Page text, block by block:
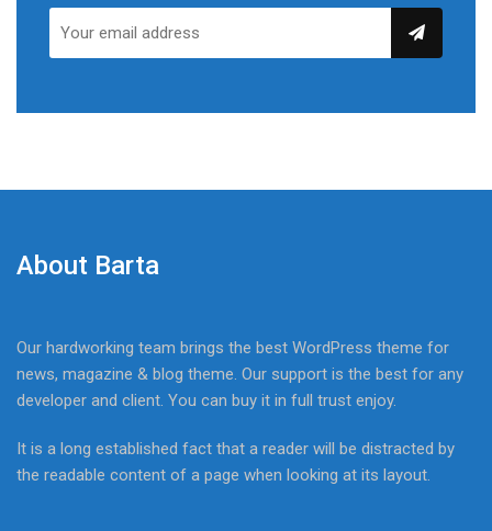
About Barta
Our hardworking team brings the best WordPress theme for
news, magazine & blog theme. Our support is the best for any
developer and client. You can buy it in full trust enjoy.
It is a long established fact that a reader will be distracted by
the readable content of a page when looking at its layout.